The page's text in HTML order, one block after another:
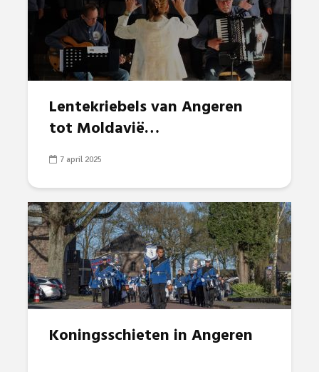
Lentekriebels van Angeren
tot Moldavië…
7 april 2025
Koningsschieten in Angeren